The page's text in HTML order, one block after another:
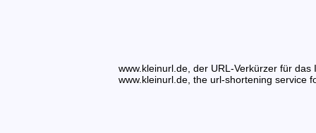
www.kleinurl.de, der URL-Verkürzer für das
www.kleinurl.de, the url-shortening service